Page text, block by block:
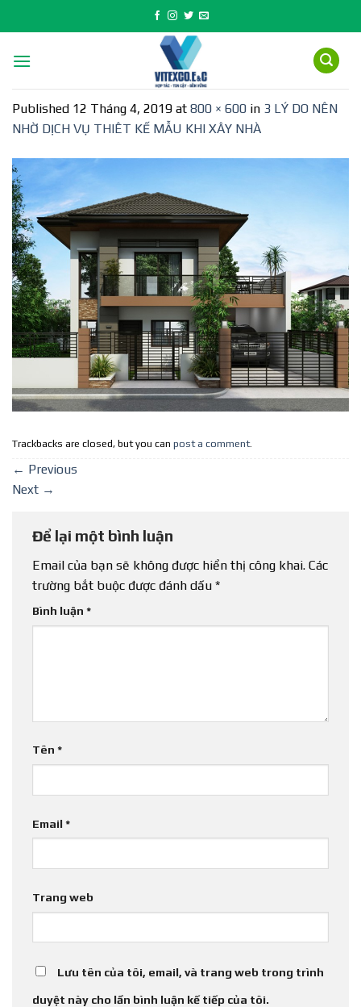
to
Published 12 Tháng 4, 2019 at 800 × 600 in 3 LÝ DO NÊN
NHỜ DỊCH VỤ THIÊT KẾ MẪU KHI XÂY NHÀ
Trackbacks are closed, but you can post a comment.
← Previous
Next →
Để lại một bình luận
Email của bạn sẽ không được hiển thị công khai. Các
trường bắt buộc được đánh dấu *
Bình luận *
Tên *
Email *
Trang web
Lưu tên của tôi, email, và trang web trong trình
duyệt này cho lần bình luận kế tiếp của tôi.